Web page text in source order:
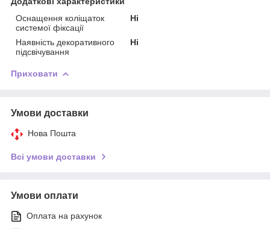
Оснащення коліщаток
системої фіксації
Ні
Наявність декоративного
підсвічування
Ні
Приховати
Умови доставки
Нова Пошта
Всі умови доставки
Умови оплати
Оплата на рахунок